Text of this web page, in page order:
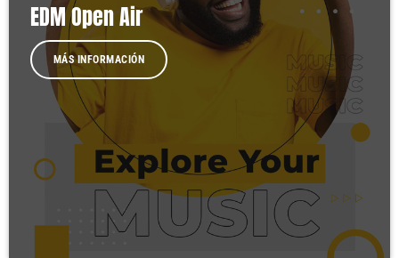
EDM Open Air
MÁS INFORMACIÓN